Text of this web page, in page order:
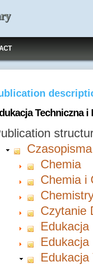
Techniczna i
Chemia
Chemia i
Czytanie